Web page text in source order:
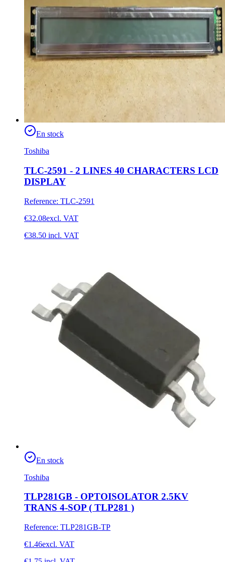
En stock
Toshiba
TLC-2591 - 2 LINES 40 CHARACTERS LCD
DISPLAY
Reference: TLC-2591
€32.08excl. VAT
€38.50 incl. VAT
En stock
Toshiba
TLP281GB - OPTOISOLATOR 2.5KV
TRANS 4-SOP ( TLP281 )
Reference: TLP281GB-TP
€1.46excl. VAT